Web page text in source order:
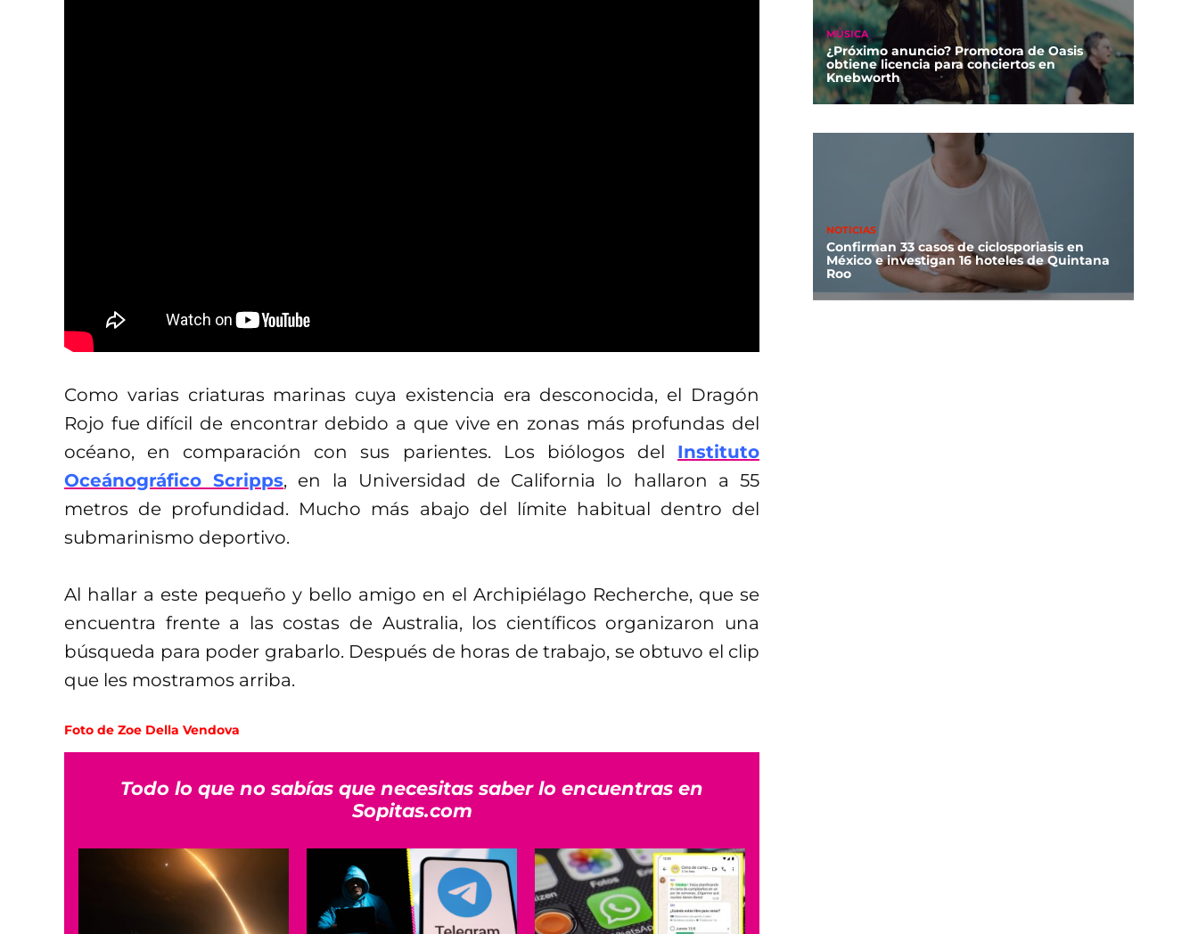
Como varias criaturas marinas cuya existencia era desconocida, el Dragón
Rojo fue difícil de encontrar debido a que vive en zonas más profundas del
océano, en comparación con sus parientes. Los biólogos del Instituto
Oceánográfico Scripps, en la Universidad de California lo hallaron a 55
metros de profundidad. Mucho más abajo del límite habitual dentro del
submarinismo deportivo.
Al hallar a este pequeño y bello amigo en el Archipiélago Recherche, que se
encuentra frente a las costas de Australia, los científicos organizaron una
búsqueda para poder grabarlo. Después de horas de trabajo, se obtuvo el clip
que les mostramos arriba.
Foto de Zoe Della Vendova
Todo lo que no sabías que necesitas saber lo encuentras en
Sopitas.com
MÚSICA
¿Próximo anuncio? Promotora de Oasis
obtiene licencia para conciertos en
Knebworth
NOTICIAS
Confirman 33 casos de ciclosporiasis en
México e investigan 16 hoteles de Quintana
Roo